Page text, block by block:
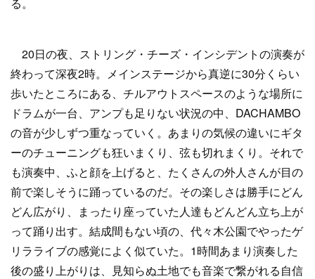
20日の夜、ストリング・チーズ・インシデントの演奏が
終わって深夜2時。メインステージから真逆に30分くらい
歩いたところにある、チルアウトスペースのような場所に
ドラムが一台、アンプも足りない状況の中、DACHAMBO
の音が少しずつ重なっていく。あまりの気候の違いにギタ
ーのチューニングも狂いまくり、弦も切れまくり。それで
も演奏中、ふと顔を上げると、たくさんの外人さんが目の
前で楽しそうに踊っているのだ。その楽しさは勝手にどん
どん広がり、まったり座っていた人達もどんどん立ち上が
って踊り出す。結成間もない頃の、代々木公園でやったゲ
リラライブの感覚によく似ていた。1時間あまり演奏した
後の盛り上がりは、見知らぬ土地でも音楽で繋がれる自信